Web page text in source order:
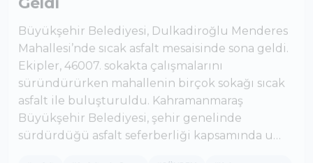
Mahallesi’nde sıcak asfalt mesaisinde sona geldi.
Ekipler, 46007. sokakta çalışmalarını
süründürürken mahallenin birçok sokağı sıcak
asfalt ile buluşturuldu. Kahramanmaraş
Büyükşehir Belediyesi, şehir genelinde
sürdürdüğü asfalt seferberliği kapsamında u…